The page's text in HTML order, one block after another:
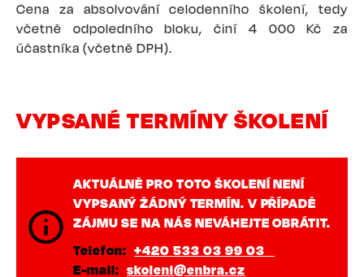
Cena za absolvování celodenního školení, tedy
včetně odpoledního bloku, činí 4 000 Kč za
účastníka (včetně DPH).
VYPSANÉ TERMÍNY ŠKOLENÍ
AKTUÁLNĚ PRO TOTO ŠKOLENÍ NENÍ
VYPSANÝ ŽÁDNÝ TERMÍN. V PŘÍPADĚ
ZÁJMU SE NA NÁS NEVÁHEJTE OBRÁTIT.
Telefon
+420 533 03 99 03
E-mail
skoleni@enbra.cz